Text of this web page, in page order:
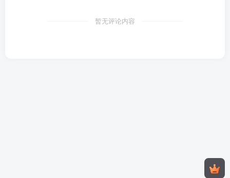
暂无评论内容